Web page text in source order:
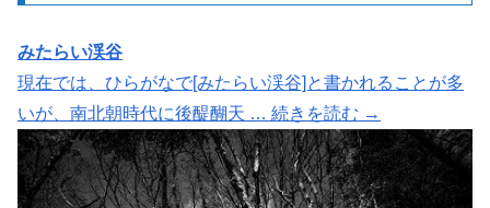
みたらい渓谷
現在では、ひらがなで[みたらい渓谷]と書かれることが多
いが、南北朝時代に後醍醐天 … 続きを読む →